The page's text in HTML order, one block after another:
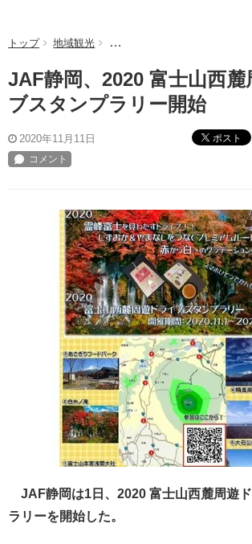
トップ 地域観光 JAF静岡、2020 富士山西麓
JAF静岡、2020 富士山西麓
ブスタンプラリー開始
2020年11月11日 ポスト
JAF静岡は1日、2020 富士山西麓周遊
ラリーを開始した。